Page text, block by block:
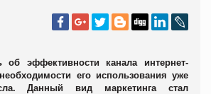
об эффективности канала интернет-
его использования уже
Данный вид маркетинга стал